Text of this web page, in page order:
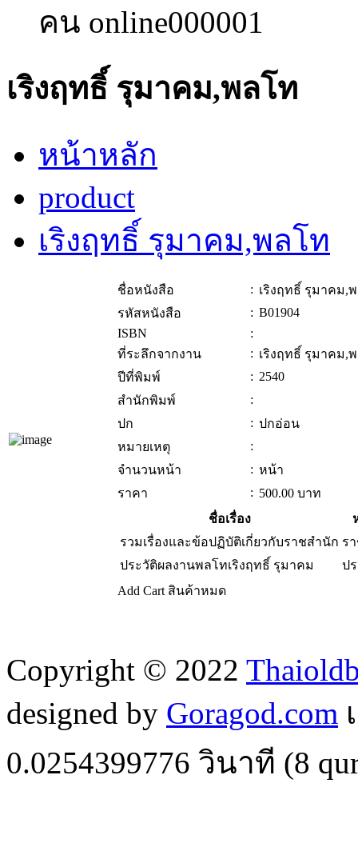
คน online000001
เริงฤทธิ์ รุมาคม,พลโท
หน้าหลัก
product
เริงฤทธิ์ รุมาคม,พลโท
ชื่อหนังสือ : เริงฤทธิ์ รุมาคม,
รหัสหนังสือ
: B01904
ISBN
:
ที่ระลึกจากงาน
: เริงฤทธิ์ รุมาคม,
ปีที่พิมพ์
: 2540
สำนักพิมพ์
:
ปก
: ปกอ่อน
หมายเหตุ
:
จำนวนหน้า
: หน้า
ราคา
: 500.00 บาท
ชื่อเรื่อง
รวมเรื่องและข้อปฏิบัติเกี่ยวกับราชสำนัก ร
ประวัติผลงานพลโทเริงฤทธิ์ รุมาคม
ป
Add Cart สินค้าหมด
Copyright © 2022
designed by Goragod.com
0.0254399776 วินาที (8